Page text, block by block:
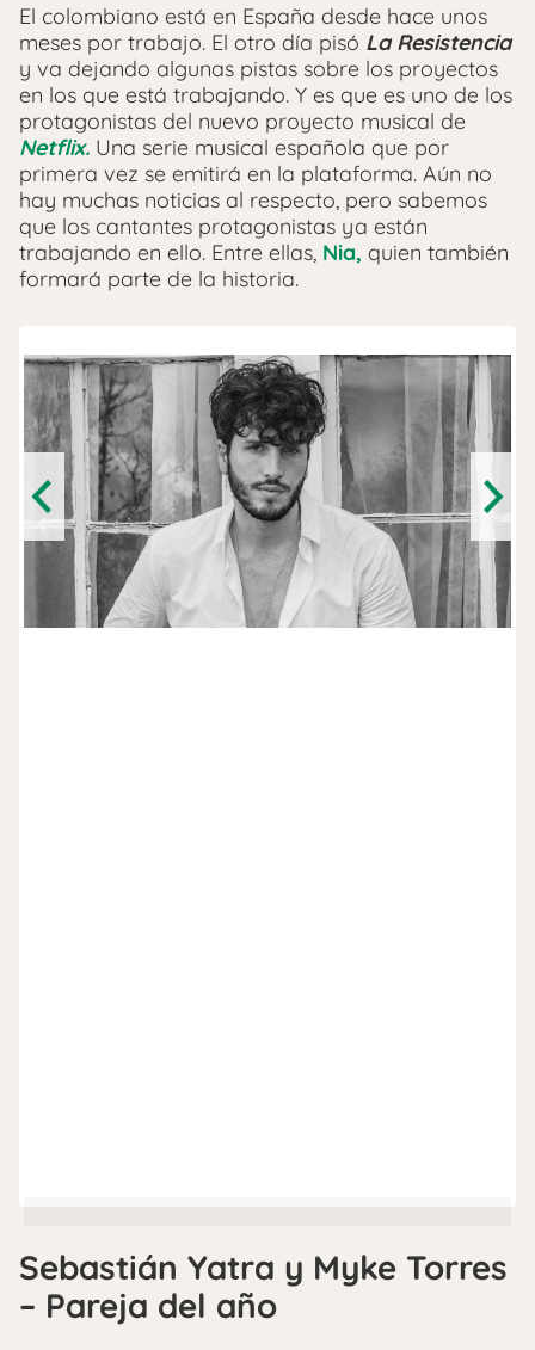
El colombiano está en España desde hace unos
meses por trabajo. El otro día pisó La Resistencia
y va dejando algunas pistas sobre los proyectos
en los que está trabajando. Y es que es uno de los
protagonistas del nuevo proyecto musical de
Netflix. Una serie musical española que por
primera vez se emitirá en la plataforma. Aún no
hay muchas noticias al respecto, pero sabemos
que los cantantes protagonistas ya están
trabajando en ello. Entre ellas, Nia, quien también
formará parte de la historia.
Previous
Next
Sebastián Yatra y Myke Torres
– Pareja del año